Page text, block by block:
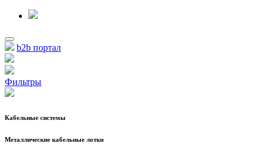
b2b портал
Фильтры
Кабельные системы
Металлические кабельные лотки